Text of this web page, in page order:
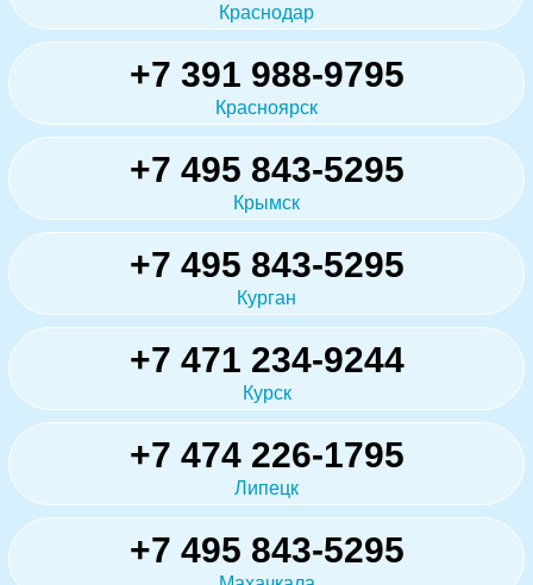
Краснодар
+7 391 988-9795
Красноярск
+7 495 843-5295
Крымск
+7 495 843-5295
Курган
+7 471 234-9244
Курск
+7 474 226-1795
Липецк
+7 495 843-5295